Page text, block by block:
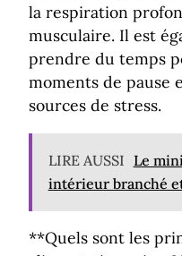
la respiration
musculaire. Il est
prendre du temps
moments de pause
sources de stress.
LIRE AUSSI Le
intérieur branché
**Quels sont les